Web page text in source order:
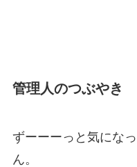
管理人のつぶやき
ずーーーっと気にな
ん。